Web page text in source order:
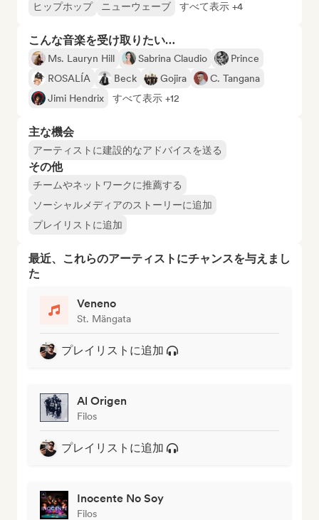
ヒップホップ
ニューウェーブ すべて表示 +4
こんな音楽を受け取りたい…
Ms. Lauryn Hill Sabrina Claudio
Prince
ROSALÍA
Beck Gojira
C. Tangana
Jimi Hendrix
すべて表示 +12
主な機会
アーティストに建設的なアドバイスを送る
その他
チームやネットワークに推薦する
ソーシャルメディアのストーリーに追加
プレイリストに追加
最近、これらのアーティストにチャンスを与えまし
た
Veneno
St. Mängata
プレイリストに追加
Al Origen
Filos
プレイリストに追加
Inocente No Soy
Filos